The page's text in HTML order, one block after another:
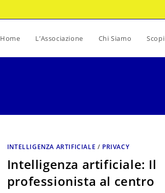
Home L’Associazione Chi Siamo Scopi
INTELLIGENZA ARTIFICIALE / PRIVACY
Intelligenza artificiale: Il
professionista al centro